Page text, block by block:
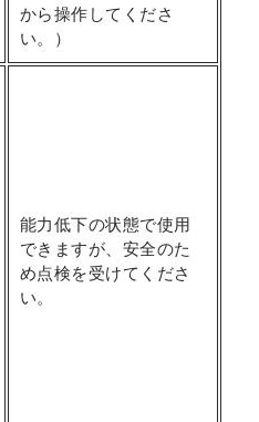
から操作してくださ
い。）
能力低下の状態で使用
できますが、安全のた
め点検を受けてくださ
い。